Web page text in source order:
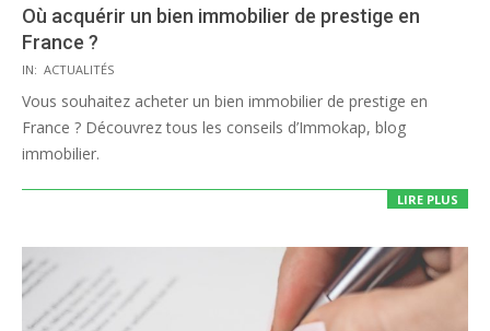
Où acquérir un bien immobilier de prestige en
France ?
2020-
08-
11
IN: ACTUALITÉS
Vous souhaitez acheter un bien immobilier de prestige en
France ? Découvrez tous les conseils d’Immokap, blog
immobilier.
LIRE PLUS